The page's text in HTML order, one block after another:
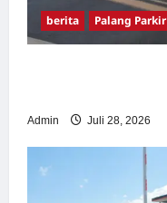
berita Palang Parkir
Admin Juli 28, 2026